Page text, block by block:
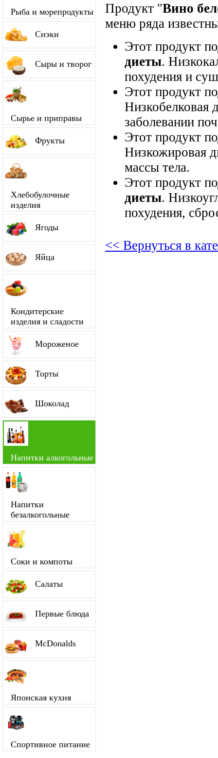
Рыба и морепродукты
Снэки
Сыры и творог
Сырье и приправы
Фрукты
Хлебобулочные
изделия
Ягоды
Яйца
Кондитерские
изделия и сладости
Мороженое
Торты
Шоколад
Напитки алкогольные
Напитки
безалкогольные
Соки и компоты
Салаты
Первые блюда
McDonalds
Японская кухня
Спортивное питание
Продукт "Вино
меню ряда
Этот продукт
диеты.
похудения и
Этот продукт
Низкобелковая
заболевании
Этот продукт
Низкожировая
массы тела.
Этот продукт
диеты.
похудения,
<< Вернуться в